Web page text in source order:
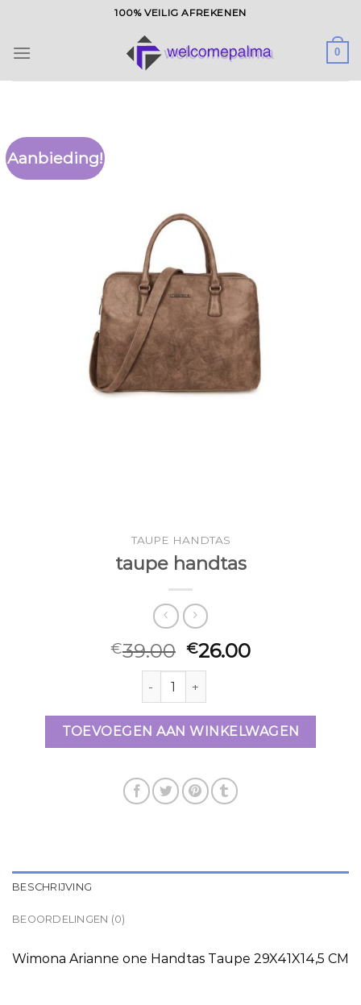
inhoud
100% VEILIG AFREKENEN
0
Aanbieding!
TAUPE HANDTAS
taupe handtas
€39.00 €26.00
taupe handtas aantal
TOEVOEGEN AAN WINKELWAGEN
BESCHRIJVING
BEOORDELINGEN (0)
Wimona Arianne one Handtas Taupe 29X41X14,5 CM